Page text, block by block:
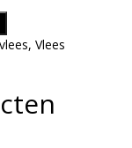
, Vlees